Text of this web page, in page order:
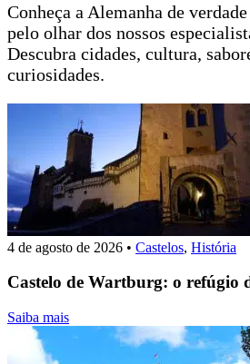
Conheça a Alemanha de verdade
pelo olhar dos nossos
Descubra cidades, cultura,
curiosidades.
4 de agosto de 2026 • Castelos, História
Castelo de Wartburg: o refúgio
Saiba mais